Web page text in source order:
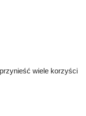
wiele korzyści